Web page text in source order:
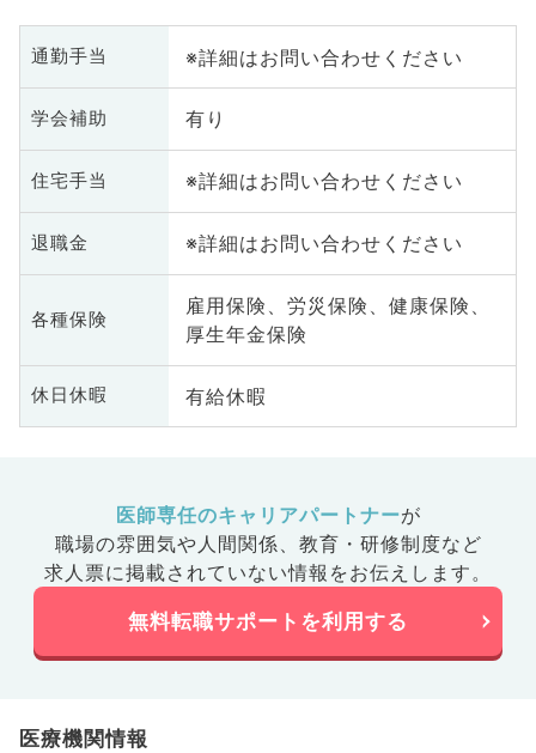
通勤手当 ※詳細はお問い合わせください
学会補助 有り
住宅手当 ※詳細はお問い合わせください
退職金 ※詳細はお問い合わせください
各種保険
雇用保険、労災保険、健康保険、
厚生年金保険
休日休暇 有給休暇
医師専任のキャリアパートナーが
職場の雰囲気や人間関係、 教育・研修制度など
求人票に掲載されていない情報をお伝えします。
無料転職サポートを利用する
医療機関情報